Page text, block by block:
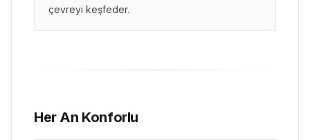
çevreyi keşfeder.
Her An Konforlu